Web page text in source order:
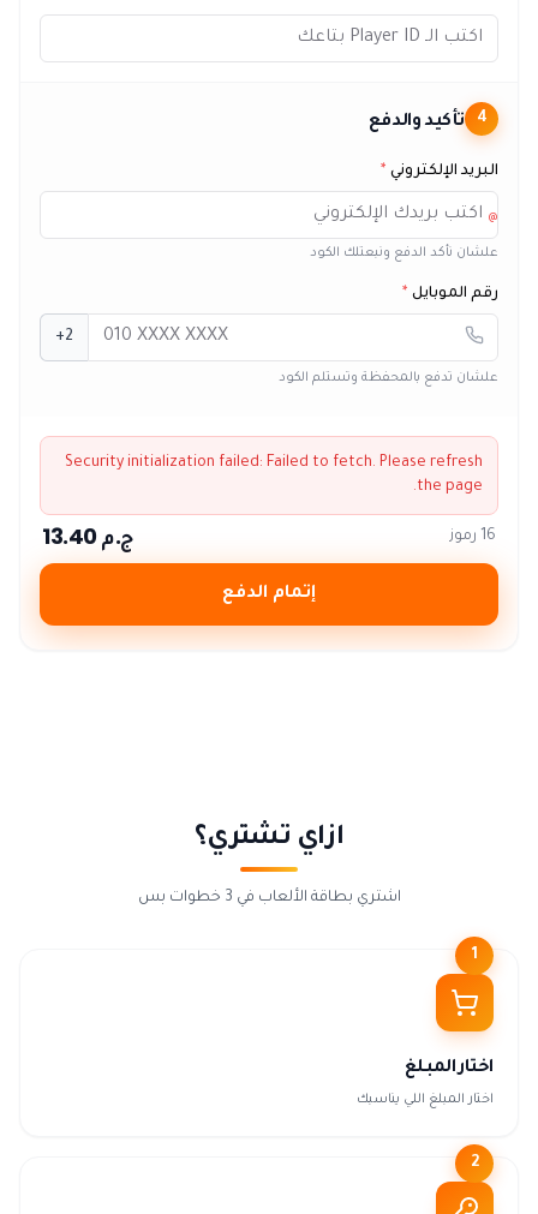
4 تأكيد والدفع
البريد الإلكتروني *
@
علشان نأكد الدفع ونبعتلك الكود
رقم الموبايل *
+2
علشان تدفع بالمحفظة وتستلم الكود
Security initialization failed: Failed to fetch. Please refresh
the page.
16 رموز ج.م 13.40
إتمام الدفع
ازاي تشتري؟
اشتري بطاقة الألعاب في 3 خطوات بس
1
اختار المبلغ
اختار المبلغ اللي يناسبك
2